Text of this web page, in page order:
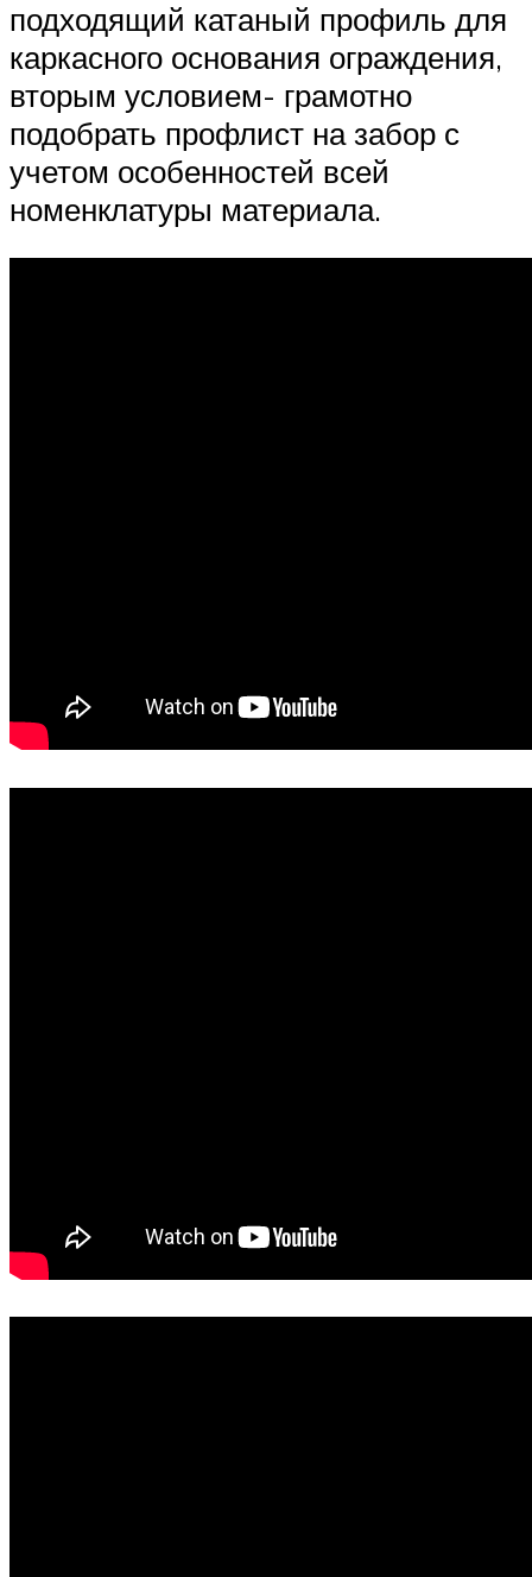
подходящий катаный профиль для
каркасного основания ограждения,
вторым условием- грамотно
подобрать профлист на забор с
учетом особенностей всей
номенклатуры материала.